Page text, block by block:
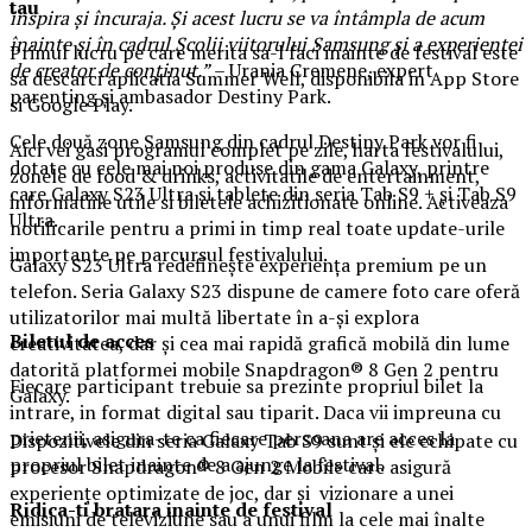
inspirașiîncuraja.Și acest lucru se vaîntâmpla de acum
înainteșiîn cadrulȘcolii viitorului Samsungși a experienței
de creator de conținut.”– Urania Cremene, expert
parenting și ambasador Destiny Park.
Cele două zone Samsung din cadrul Destiny Park vor fi
dotate cu cele mai noi produse din gama Galaxy, printre
care Galaxy S23 Ultra și tablete din seria Tab S9 + și Tab S9
Ultra.
Galaxy S23 Ultra redefinește experiența premium pe un
telefon. Seria Galaxy S23 dispune de camere foto care oferă
utilizatorilor mai multă libertate în a-și explora
creativitatea, dar și cea mai rapidă grafică mobilă din lume
datorită platformei mobile Snapdragon® 8 Gen 2 pentru
Galaxy.
Dispozitivele din seria Galaxy Tab S9 sunt și ele echipate cu
procesor Snapdragon® 8 Gen 2 Mobile care asigură
experiențe optimizate de joc, dar și vizionare a unei
emisiuni de televiziune sau a unui film la cele mai înalte
tau
Primul lucru pe care merita sa-l faci inainte de festival este
sa descarci aplicatia Summer Well, disponibila in App Store
si Google Play.
Aici vei gasi programul complet pe zile, harta festivalului,
zonele de food & drinks, activitatile de entertainment,
informatiile utile si biletele achizitionate online. Activeaza
notificarile pentru a primi in timp real toate update-urile
importante pe parcursul festivalului.
Biletul de acces
Fiecare participant trebuie sa prezinte propriul bilet la
intrare, in format digital sau tiparit. Daca vii impreuna cu
prietenii, asigura-te ca fiecare persoana are acces la
propriul bilet inainte de a ajunge la festival.
Ridica-ti bratarainainte de festival